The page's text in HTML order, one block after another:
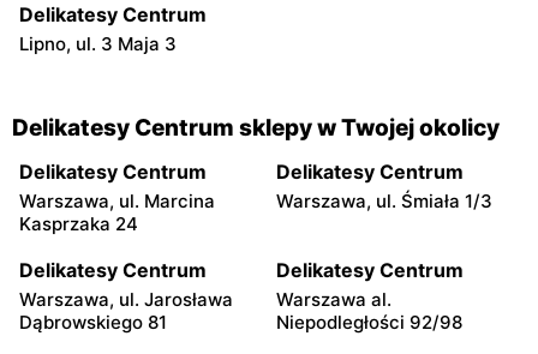
Delikatesy Centrum
Lipno, ul. 3 Maja 3
Delikatesy Centrum sklepy w Twojej okolicy
Delikatesy Centrum
Warszawa, ul. Marcina
Kasprzaka 24
Delikatesy Centrum
Warszawa, ul. Śmiała 1/3
Delikatesy Centrum
Warszawa, ul. Jarosława
Dąbrowskiego 81
Delikatesy Centrum
Warszawa al.
Niepodległości 92/98